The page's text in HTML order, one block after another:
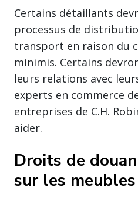
Certains détaillants
processus de
transport en raison du
minimis. Certains
leurs relations avec
experts en commerce
entreprises de C.H.
aider.
Droits de
sur les meubles